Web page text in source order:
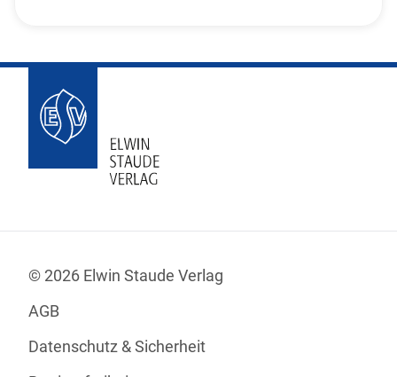
© 2026 Elwin Staude Verlag
AGB
Datenschutz & Sicherheit